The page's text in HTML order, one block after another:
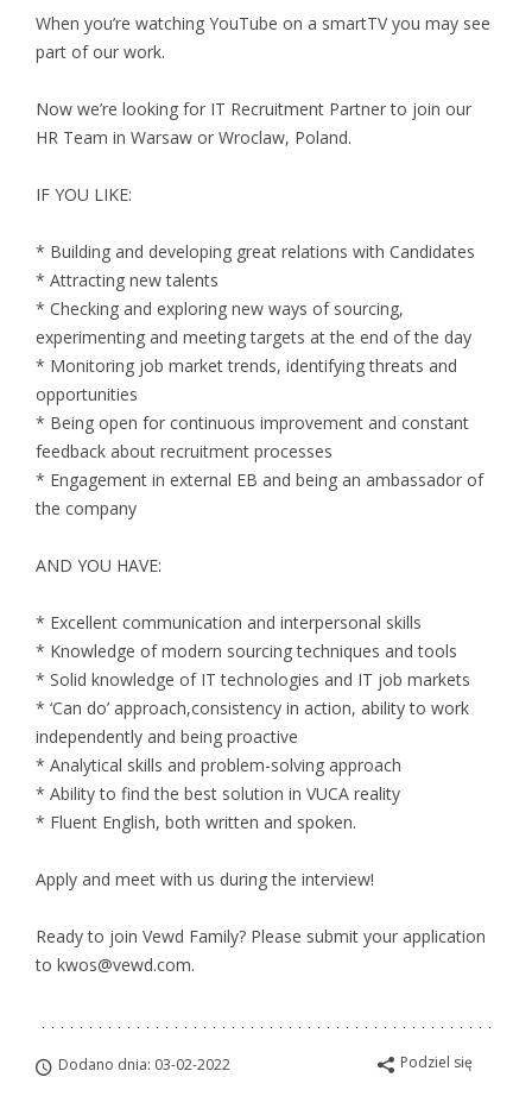
When you’re watching YouTube on a smartTV you may see
part of our work.
Now we’re looking for IT Recruitment Partner to join our
HR Team in Warsaw or Wroclaw, Poland.
IF YOU LIKE:
* Building and developing great relations with Candidates
* Attracting new talents
* Checking and exploring new ways of sourcing,
experimenting and meeting targets at the end of the day
* Monitoring job market trends, identifying threats and
opportunities
* Being open for continuous improvement and constant
feedback about recruitment processes
* Engagement in external EB and being an ambassador of
the company
AND YOU HAVE:
* Excellent communication and interpersonal skills
* Knowledge of modern sourcing techniques and tools
* Solid knowledge of IT technologies and IT job markets
* ‘Can do’ approach,consistency in action, ability to work
independently and being proactive
* Analytical skills and problem-solving approach
* Ability to find the best solution in VUCA reality
* Fluent English, both written and spoken.
Apply and meet with us during the interview!
Ready to join Vewd Family? Please submit your application
to kwos@vewd.com.
Dodano dnia: 03-02-2022 Podziel się